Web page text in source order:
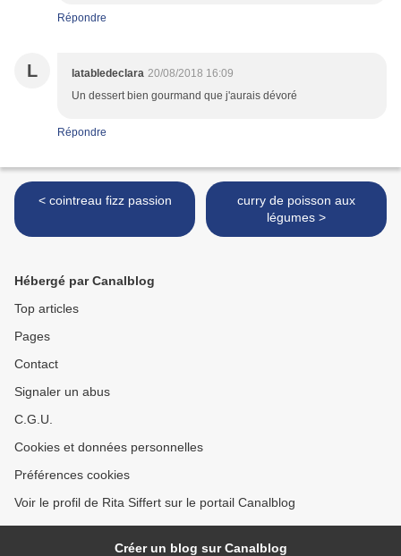
Répondre
L latabledeclara 20/08/2018 16:09
Un dessert bien gourmand que j'aurais dévoré
Répondre
< cointreau fizz passion
curry de poisson aux
légumes >
Hébergé par Canalblog
Top articles
Pages
Contact
Signaler un abus
C.G.U.
Cookies et données personnelles
Préférences cookies
Voir le profil de Rita Siffert sur le portail Canalblog
Créer un blog sur Canalblog